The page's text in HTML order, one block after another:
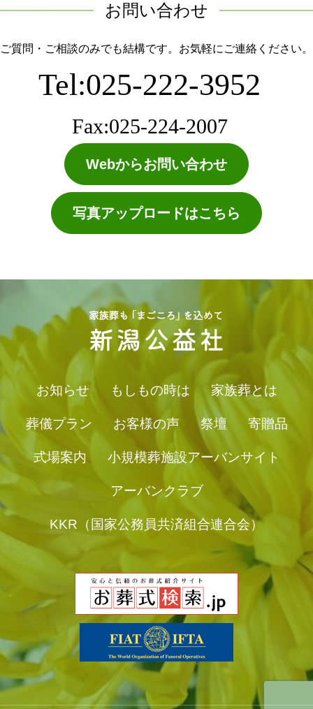
お問い合わせ
ご質問・ご相談のみでも結構です。お気軽にご連絡ください。
Tel:025-222-3952
Fax:025-224-2007
Webからお問い合わせ
写真アップロードはこちら
お知らせ もしもの時は 家族葬とは
葬儀プラン お客様の声 祭壇 寄贈品
式場案内 小規模葬施設アーバンサイト
アーバンクラブ
KKR（国家公務員共済組合連合会）